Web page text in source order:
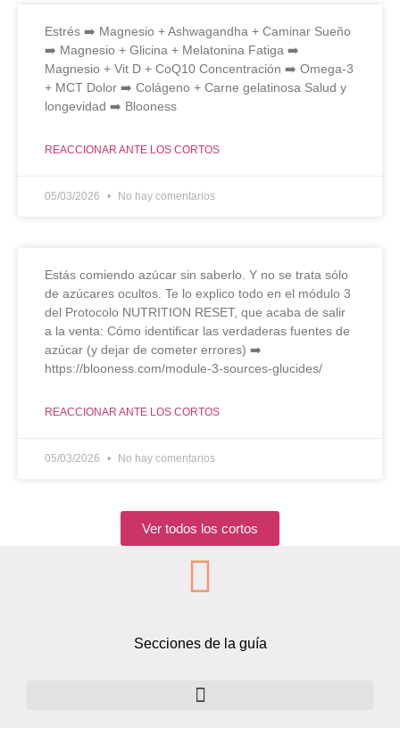
Estrés ➡️ Magnesio + Ashwagandha + Caminar Sueño
➡️ Magnesio + Glicina + Melatonina Fatiga ➡️
Magnesio + Vit D + CoQ10 Concentración ➡️ Omega-3
+ MCT Dolor ➡️ Colágeno + Carne gelatinosa Salud y
longevidad ➡️ Blooness
REACCIONAR ANTE LOS CORTOS
05/03/2026 No hay comentarios
Estás comiendo azúcar sin saberlo. Y no se trata sólo
de azúcares ocultos. Te lo explico todo en el módulo 3
del Protocolo NUTRITION RESET, que acaba de salir
a la venta: Cómo identificar las verdaderas fuentes de
azúcar (y dejar de cometer errores) ➡️
https://blooness.com/module-3-sources-glucides/
REACCIONAR ANTE LOS CORTOS
05/03/2026 No hay comentarios
Ver todos los cortos
Secciones de la guía